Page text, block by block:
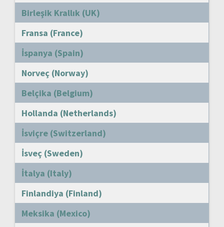
Birleşik Krallık (UK)
Fransa (France)
İspanya (Spain)
Norveç (Norway)
Belçika (Belgium)
Hollanda (Netherlands)
İsviçre (Switzerland)
İsveç (Sweden)
İtalya (Italy)
Finlandiya (Finland)
Meksika (Mexico)